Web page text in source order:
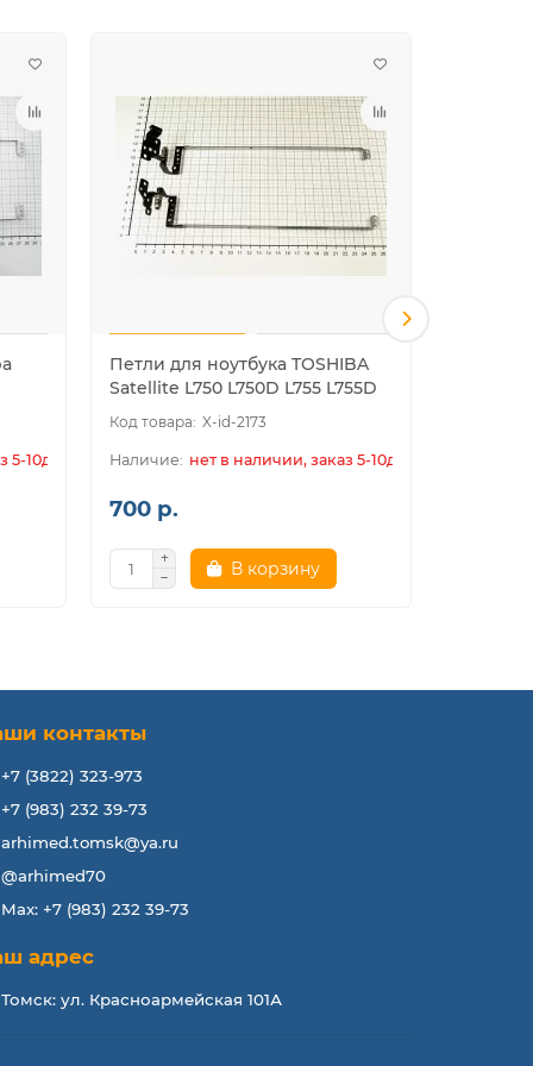
5-10дн.
Петли для ноутбука TOSHIBA
Satellite L750 L750D L755 L755D
X-id-2173
нет в наличии, заказ 5-10дн.
700 р.
В корзину
контакты
+7 (3822) 323-973
+7 (983) 232 39-73
arhimed.tomsk@ya.ru
@arhimed70
Max: +7 (983) 232 39-73
адрес
Томск: ул. Красноармейская 101А